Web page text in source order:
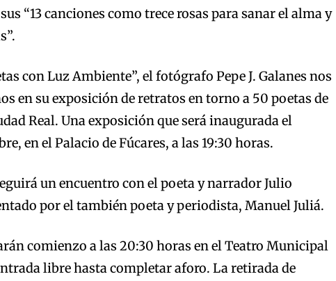
“13 canciones como trece rosas para sanar el alma y
con Luz Ambiente”, el fotógrafo Pepe J. Galanes nos
en su exposición de retratos en torno a 50 poetas de
Real. Una exposición que será inaugurada el
en el Palacio de Fúcares, a las 19:30 horas.
un encuentro con el poeta y narrador Julio
por el también poeta y periodista, Manuel Juliá.
comienzo a las 20:30 horas en el Teatro Municipal
libre hasta completar aforo. La retirada de